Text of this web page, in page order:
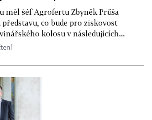
měl šéf Agrofertu Zbyněk Průša
co bude pro ziskovost
kolosu v následujících...